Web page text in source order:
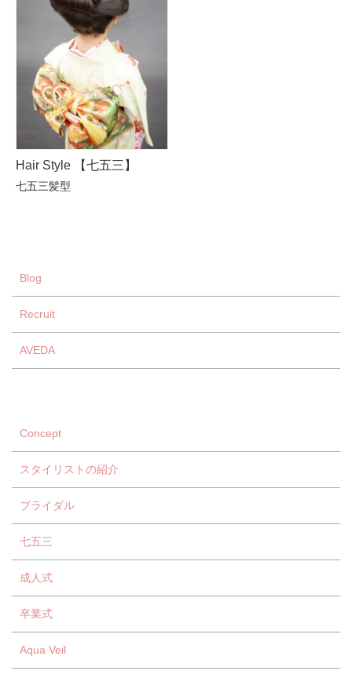
Hair Style 【七五三】
七五三髪型
Blog
Recruit
AVEDA
Concept
スタイリストの紹介
ブライダル
七五三
成人式
卒業式
Aqua Veil